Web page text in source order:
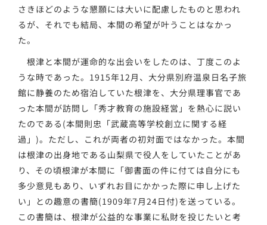
さきほどのような懇願には大いに配慮したものと思われ
るが、それでも結局、本間の希望が叶うことはなかっ
た。
根津と本間が運命的な出会いをしたのは、丁度このよ
うな時であった。1915年12月、大分県別府温泉日名子旅
館に静養のため宿泊していた根津を、大分県理事官であ
った本間が訪問し「秀才教育の施設経営」を熱心に説い
たのである(本間則忠「武蔵高等学校創立に関する経
過」)。ただし、これが両者の初対面ではなかった。本間
は根津の出身地である山梨県で役人をしていたことがあ
り、その頃根津が本間に「御書面の件に付ては自分にも
多少意見もあり、いずれお目にかかった際に申し上げた
い」との趣意の書簡(1909年7月24日付)を送っている。
この書簡は、根津が公益的な事業に私財を投じたいと考